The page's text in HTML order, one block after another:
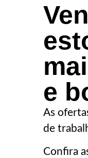
e
As
de
Confira